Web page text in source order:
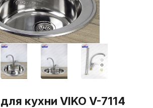
кухни VIKO V-7114